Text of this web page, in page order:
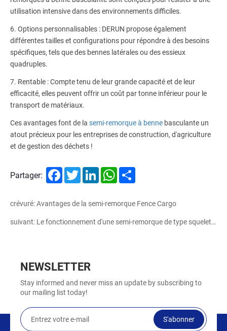
utilisation intensive dans des environnements difficiles.
6. Options personnalisables : DERUN propose également
différentes tailles et configurations pour répondre à des besoins
spécifiques, tels que des bennes latérales ou des essieux
quadruples.
7. Rentable : Compte tenu de leur grande capacité et de leur
efficacité, elles peuvent offrir un coût par tonne inférieur pour le
transport de matériaux.
Ces avantages font de la semi-remorque à benne basculante un
atout précieux pour les entreprises de construction, d'agriculture
et de gestion des déchets !
Partager: FacebookTwitterLinkedInWhatsApp
crévuré: Avantages de la semi-remorque Fence Cargo
suivant: Le fonctionnement d'une semi-remorque de type squelette
NEWSLETTER
Stay informed and never miss an update by subscribing to
our mailing list today!
S'abonner